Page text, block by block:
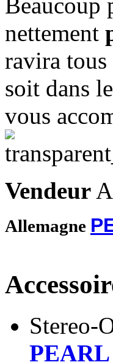
Beaucoup
nettement
ravira tous
soit dans
vous
Vendeur
Allemagne
Stereo-
PEARL